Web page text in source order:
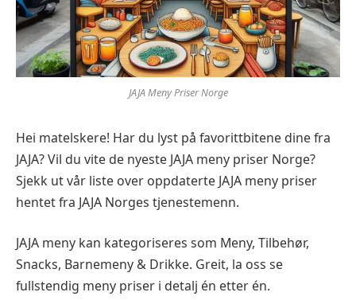
JAJA Meny Priser Norge
Hei matelskere! Har du lyst på favorittbitene dine fra
JAJA? Vil du vite de nyeste JAJA meny priser Norge?
Sjekk ut vår liste over oppdaterte JAJA meny priser
hentet fra JAJA Norges tjenestemenn.
JAJA meny kan kategoriseres som Meny, Tilbehør,
Snacks, Barnemeny & Drikke. Greit, la oss se
fullstendig meny priser i detalj én etter én.